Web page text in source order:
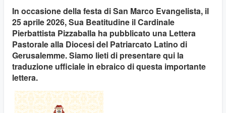
In occasione della festa di San Marco Evangelista, il
25 aprile 2026, Sua Beatitudine il Cardinale
Pierbattista Pizzaballa ha pubblicato una Lettera
Pastorale alla Diocesi del Patriarcato Latino di
Gerusalemme. Siamo lieti di presentare qui la
traduzione ufficiale in ebraico di questa importante
lettera.